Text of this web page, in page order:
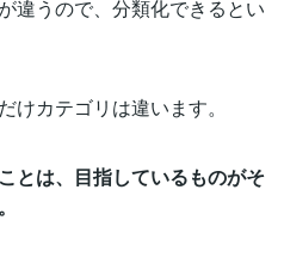
違うので、分類化できるとい
けカテゴリは違います。
とは、目指しているものがそ